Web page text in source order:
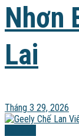
Nhơn
Lai
Tháng 3 29, 2026